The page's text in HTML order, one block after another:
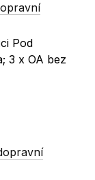
Pod
3 x OA bez